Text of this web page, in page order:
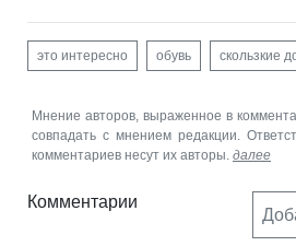
это интересно обувь скользкие
Мнение авторов, выраженное в
совпадать с мнением редакции.
комментариев несут их авторы. далее
Комментарии